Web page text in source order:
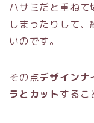
ハサミだと重ね
しまったりして
いのです。
その点デザインナ
ラとカットするこ